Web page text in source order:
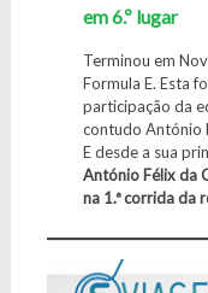
em 6.º lugar
Terminou em
Formula E. Esta
participação da
contudo António
E desde a sua
António Félix da
na 1.ª corrida da